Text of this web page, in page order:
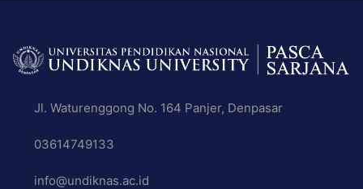
Jl. Waturenggong No. 164 Panjer, Denpasar
03614749133
info@undiknas.ac.id